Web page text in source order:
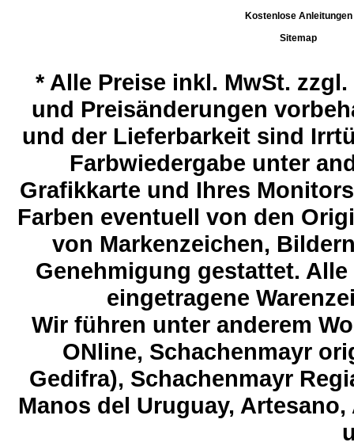
Kostenlose Anleitungen
Sitemap
*Alle Preise inkl. MwSt.
und Preisänderungen
und der Lieferbarkeit sind
Farbwiedergabe unter
Grafikkarte und Ihres
Farben eventuell von den
von Markenzeichen,
Genehmigung gestattet.
eingetragene
Wir führen unter anderem
ONline, Schachenmayr
Gedifra), Schachenmayr
Manos del Uruguay,